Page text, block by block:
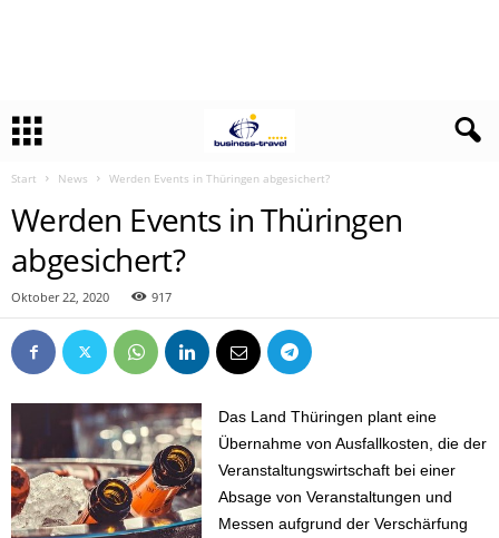
Start News Werden Events in Thüringen abgesichert?
Werden Events in Thüringen
abgesichert?
Oktober 22, 2020 917
Das Land Thüringen plant eine
Übernahme von Ausfallkosten, die der
Veranstaltungswirtschaft bei einer
Absage von Veranstaltungen und
Messen aufgrund der Verschärfung